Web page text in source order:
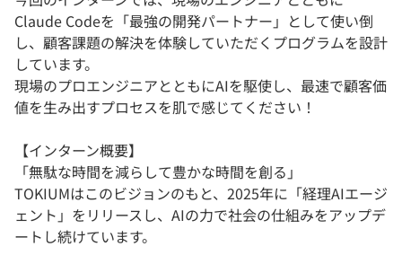
Claude Codeを「最強の開発パートナー」として使い倒
し、顧客課題の解決を体験していただくプログラムを設計
しています。
現場のプロエンジニアとともにAIを駆使し、最速で顧客価
値を生み出すプロセスを肌で感じてください！
【インターン概要】
「無駄な時間を減らして豊かな時間を創る」
TOKIUMはこのビジョンのもと、2025年に「経理AIエージ
ェント」をリリースし、AIの力で社会の仕組みをアップデ
ートし続けています。